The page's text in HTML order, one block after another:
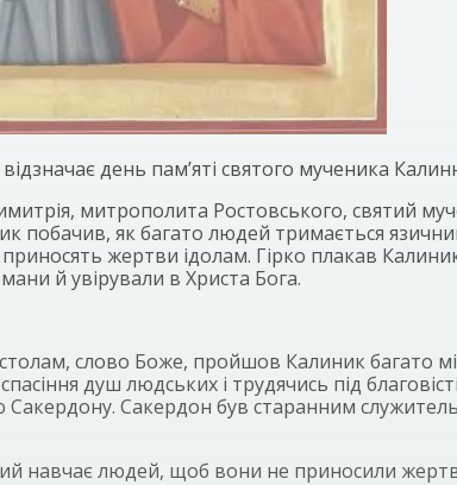
день пам’яті святого мученика
митрополита Ростовського, святий
побачив, як багато людей тримається
приносять жертви ідолам. Гірко плакав
й увірували в Христа Бога.
слово Боже, пройшов Калиник багато
душ людських і трудячись під
Сакердон був старанним
навчає людей, щоб вони не приносили жертв